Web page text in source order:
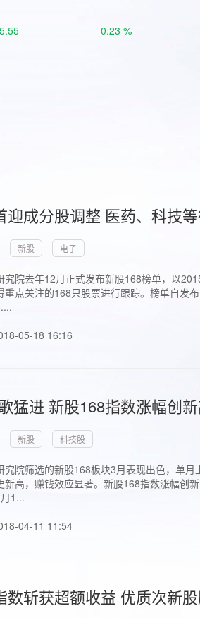
-0.23 %
迎成分股调整 医药、科技
新股 电子
究院去年12月正式发布新股168榜单，以
重点关注的168只股票进行跟踪。榜单自发
05-18 16:16
猛进 新股168指数涨幅创
新股 科技股
究院筛选的新股168板块3月表现出色，单
新高，赚钱效应显著。新股168指数涨幅创
1...
04-11 11:54
数斩获超额收益 优质次新